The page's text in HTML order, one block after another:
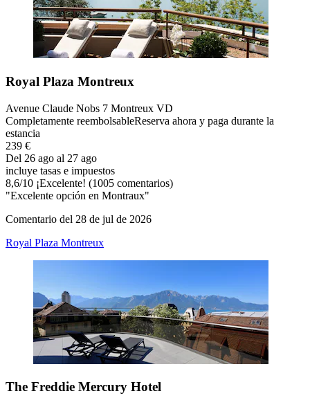
Royal Plaza Montreux
Avenue Claude Nobs 7 Montreux VD
Completamente reembolsableReserva ahora y paga durante la
estancia
239 €
Del 26 ago al 27 ago
incluye tasas e impuestos
8,6/10 ¡Excelente! (1005 comentarios)
"Excelente opción en Montraux"
Comentario del 28 de jul de 2026
Royal Plaza Montreux
The Freddie Mercury Hotel